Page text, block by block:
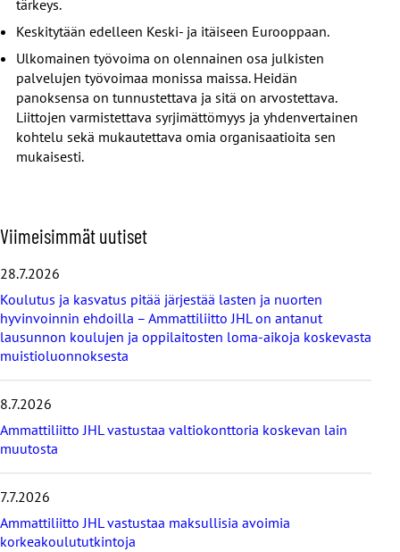
tärkeys.
Keskitytään edelleen Keski- ja itäiseen Eurooppaan.
Ulkomainen työvoima on olennainen osa julkisten
palvelujen työvoimaa monissa maissa. Heidän
panoksensa on tunnustettava ja sitä on arvostettava.
Liittojen varmistettava syrjimättömyys ja yhdenvertainen
kohtelu sekä mukautettava omia organisaatioita sen
mukaisesti.
O
h
i
a
v
i
i
i
s
i
ä
t
u
Viimeisimmät uutiset
28.7.2026
Koulutus ja kasvatus pitää järjestää lasten ja nuorten
hyvinvoinnin ehdoilla – Ammattiliitto JHL on antanut
lausunnon koulujen ja oppilaitosten loma-aikoja koskevasta
muistioluonnoksesta
8.7.2026
Ammattiliitto JHL vastustaa valtiokonttoria koskevan lain
muutosta
7.7.2026
Ammattiliitto JHL vastustaa maksullisia avoimia
korkeakoulututkintoja